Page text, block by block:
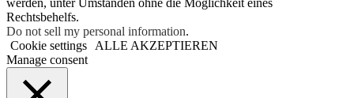
werden, unter Umständen ohne die Möglichkeit eines
Rechtsbehelfs.
Do not sell my personal information.
Cookie settings
ALLE AKZEPTIEREN
Manage consent